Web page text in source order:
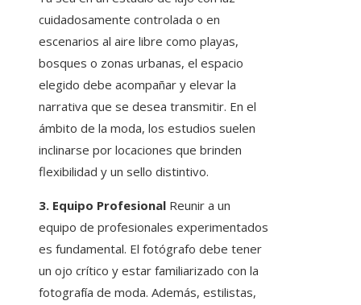
cuidadosamente controlada o en
escenarios al aire libre como playas,
bosques o zonas urbanas, el espacio
elegido debe acompañar y elevar la
narrativa que se desea transmitir. En el
ámbito de la moda, los estudios suelen
inclinarse por locaciones que brinden
flexibilidad y un sello distintivo.
3. Equipo Profesional Reunir a un
equipo de profesionales experimentados
es fundamental. El fotógrafo debe tener
un ojo crítico y estar familiarizado con la
fotografía de moda. Además, estilistas,